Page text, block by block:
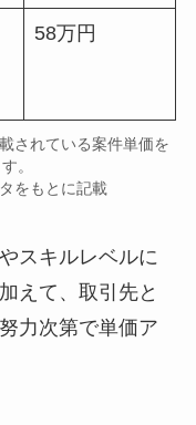
58万円
されている案件単価を
。
をもとに記載
スキルレベルに
えて、取引先と
力次第で単価ア